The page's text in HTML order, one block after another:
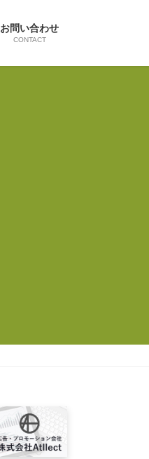
お問い合わせ
CONTACT